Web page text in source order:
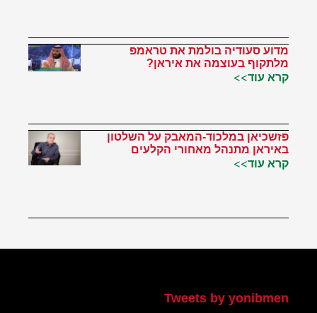
מדוע סעודיה בולמת את טראמפ
מלתקוף בעוצמה את איראן?
קרא עוד>>
פזשכיאן במלכוד-המאבק על השלטון
באיראן מתנהל מאחורי הקלעים
קרא עוד>>
Tweets by yonibmen